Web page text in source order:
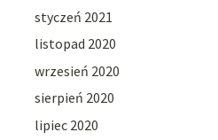
styczeń 2021
listopad 2020
wrzesień 2020
sierpień 2020
lipiec 2020